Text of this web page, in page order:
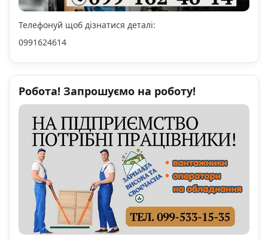
Телефонуй щоб дізнатися деталі:
0991624614
Робота! Запрошуємо на роботу!